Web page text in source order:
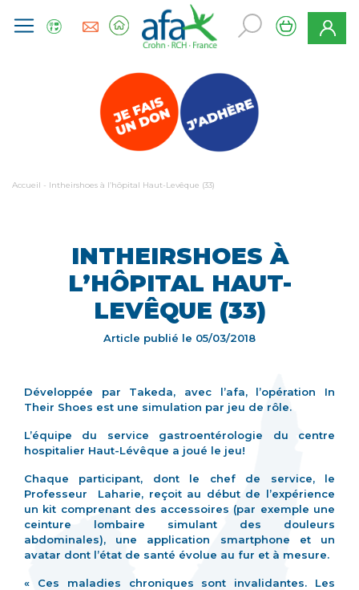
Accueil - Intheirshoes à l’hôpital Haut-Levêque (33)
INTHEIRSHOES À
L’HÔPITAL HAUT-
LEVÊQUE (33)
Article publié le 05/03/2018
Développée par Takeda, avec l’afa, l’opération In
Their Shoes est une simulation par jeu de rôle.
L’équipe du service gastroentérologie du centre
hospitalier Haut-Lévêque a joué le jeu!
Chaque participant, dont le chef de service, le
Professeur Laharie, reçoit au début de l’expérience
un kit comprenant des accessoires (par exemple une
ceinture lombaire simulant des douleurs
abdominales), une application smartphone et un
avatar dont l’état de santé évolue au fur et à mesure.
« Ces maladies chroniques sont invalidantes. Les